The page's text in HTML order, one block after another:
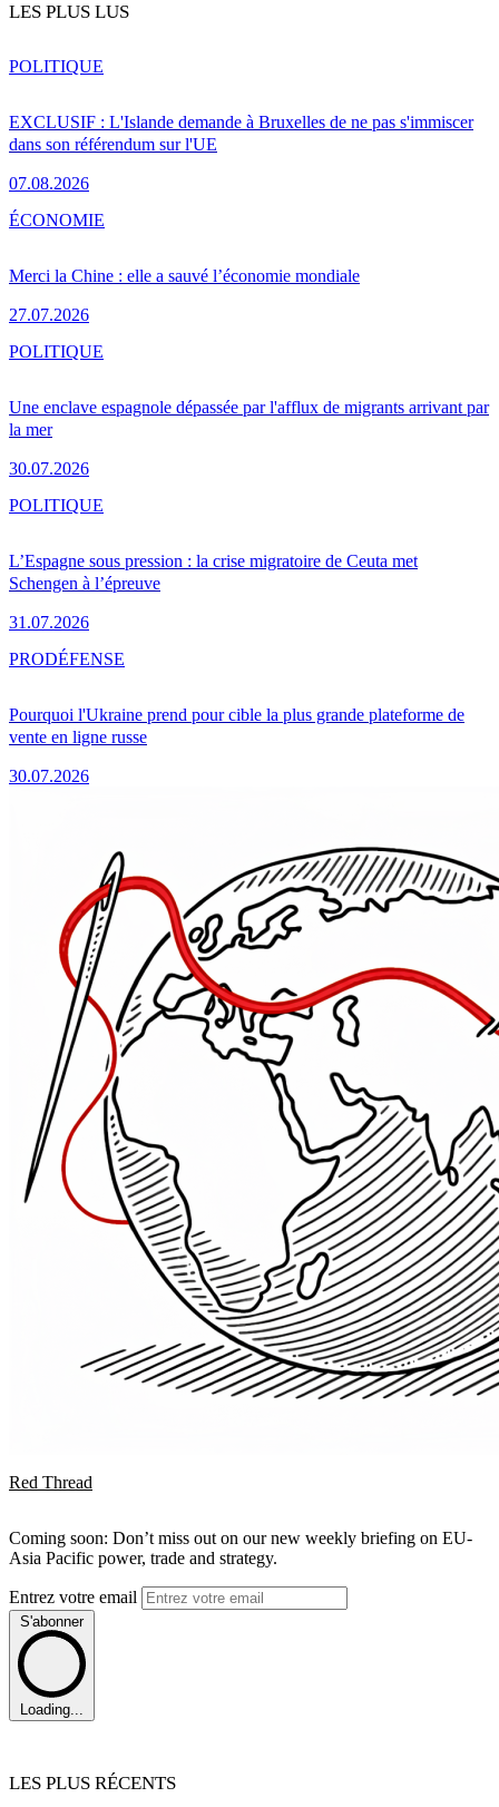
LES PLUS LUS
EXCLUSIF : L'Islande demande à Bruxelles de ne pas s'immiscer
dans son référendum sur l'UE
07.08.2026
POLITIQUE
Merci la Chine : elle a sauvé l’économie mondiale
27.07.2026
ÉCONOMIE
Une enclave espagnole dépassée par l'afflux de migrants arrivant par
la mer
30.07.2026
POLITIQUE
L’Espagne sous pression : la crise migratoire de Ceuta met
Schengen à l’épreuve
31.07.2026
POLITIQUE
Pourquoi l'Ukraine prend pour cible la plus grande plateforme de
vente en ligne russe
30.07.2026
PRODÉFENSE
Red Thread
Coming soon: Don’t miss out on our new weekly briefing on EU-
Asia Pacific power, trade and strategy.
Entrez votre email
S'abonner
Loading...
LES PLUS RÉCENTS